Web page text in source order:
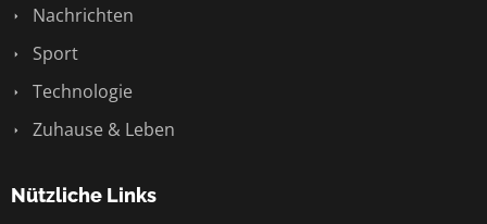
Nachrichten
Sport
Technologie
Zuhause & Leben
Nützliche Links